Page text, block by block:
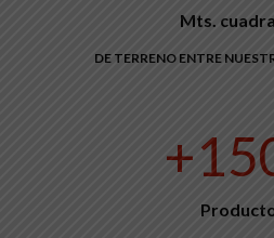
Mts.
DE TERRENO ENTRE